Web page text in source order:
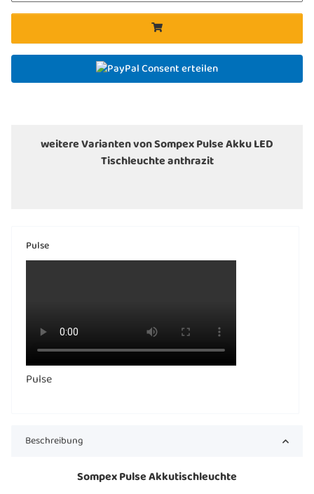
Consent erteilen
weitere Varianten von Sompex Pulse Akku LED
Tischleuchte anthrazit
Pulse
Pulse
Beschreibung
Sompex Pulse Akkutischleuchte